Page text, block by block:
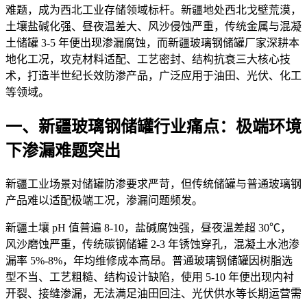
难题，成为西北工业存储领域标杆。新疆地处西北戈壁荒漠，
土壤盐碱化强、昼夜温差大、风沙侵蚀严重，传统金属与混凝
土储罐 3-5 年便出现渗漏腐蚀，而新疆玻璃钢储罐厂家深耕本
地化工况，攻克材料适配、工艺密封、结构抗衰三大核心技
术，打造半世纪长效防渗产品，广泛应用于油田、光伏、化工
等领域。
一、 新疆玻璃钢储罐行业痛点：极端环境
下渗漏难题突出
新疆工业场景对储罐防渗要求严苛，但传统储罐与普通玻璃钢
产品难以适配极端工况，渗漏问题频发。
新疆土壤 pH 值普遍 8-10，盐碱腐蚀强，昼夜温差超 30℃，
风沙磨蚀严重，传统碳钢储罐 2-3 年锈蚀穿孔，混凝土水池渗
漏率 5%-8%，年均维修成本高昂。普通玻璃钢储罐因树脂选
型不当、工艺粗糙、结构设计缺陷，使用 5-10 年便出现内衬
开裂、接缝渗漏，无法满足油田回注、光伏供水等长期运营需